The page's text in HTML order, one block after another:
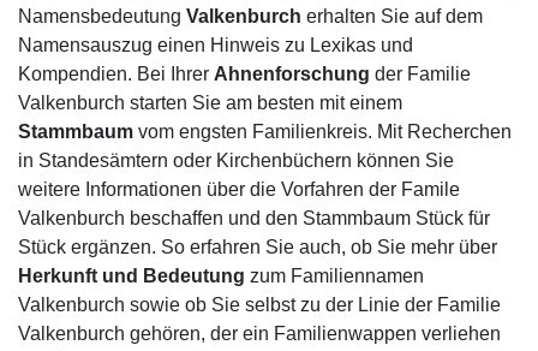
Namensbedeutung Valkenburch erhalten Sie auf dem
Namensauszug einen Hinweis zu Lexikas und
Kompendien. Bei Ihrer Ahnenforschung der Familie
Valkenburch starten Sie am besten mit einem
Stammbaum vom engsten Familienkreis. Mit Recherchen
in Standesämtern oder Kirchenbüchern können Sie
weitere Informationen über die Vorfahren der Famile
Valkenburch beschaffen und den Stammbaum Stück für
Stück ergänzen. So erfahren Sie auch, ob Sie mehr über
Herkunft und Bedeutung zum Familiennamen
Valkenburch sowie ob Sie selbst zu der Linie der Familie
Valkenburch gehören, der ein Familienwappen verliehen